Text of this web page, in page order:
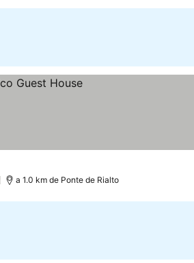
a 1.0 km de Ponte de Rialto